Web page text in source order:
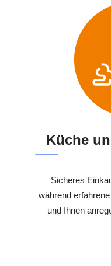
Küche
Sicheres
während
und Ihnen